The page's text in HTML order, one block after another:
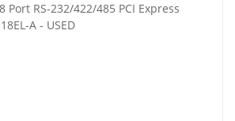
Port RS-232/422/485 PCI Express
A - USED